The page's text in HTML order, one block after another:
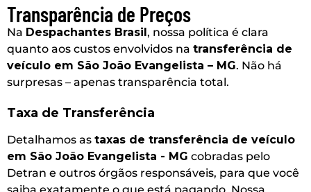
Transparência de Preços
Na Despachantes Brasil, nossa política é clara
quanto aos custos envolvidos na transferência de
veículo em São João Evangelista – MG. Não há
surpresas – apenas transparência total.
Taxa de Transferência
Detalhamos as taxas de transferência de veículo
em São João Evangelista - MG cobradas pelo
Detran e outros órgãos responsáveis, para que você